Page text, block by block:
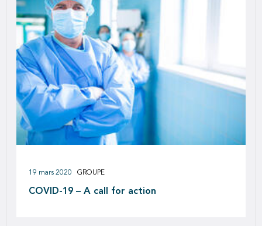
COVID-19 – A call for action
19 mars 2020 GROUPE